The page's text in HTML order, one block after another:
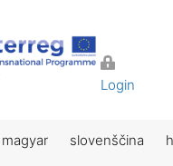
Login
magyar slovenščina